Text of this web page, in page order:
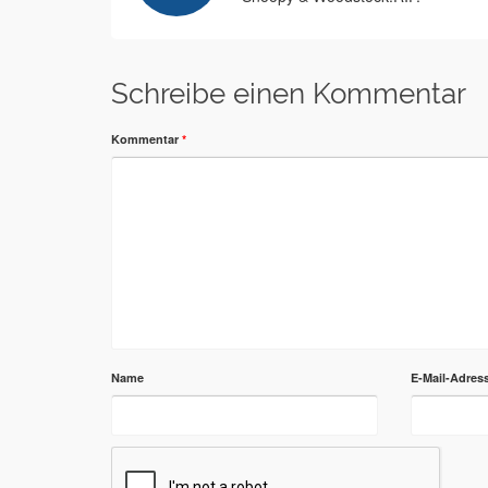
Schreibe einen Kommentar
Kommentar *
Name E-Mail-